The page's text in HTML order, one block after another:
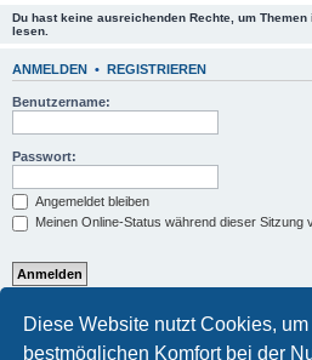
Diese Website nutzt Cookies,
bestmöglichen Komfort bei der
Du hast keine ausreichenden Rechte, um
lesen.
ANMELDEN • REGISTRIEREN
Benutzername:
Passwort:
Angemeldet bleiben
Meinen Online-Status während dieser Sitzung
Diese Kategorie hat keine Foren.